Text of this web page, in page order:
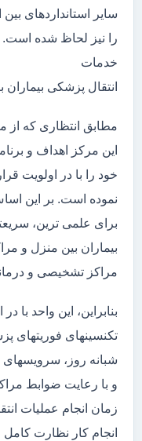
سایر استانداردهای
را نیز لحاظ شده است.
خدمات
انتقال پزشکی
مطابق انتظاری که
این مرکز اهداف و
خود را با در اولویت
نموده است. بر این
برای علمی ترین،
بیماران بین منزل و
مراکز تشخیصی و
بنابراین، این واحد با
تکنسینهای فوریتهای
شبانه روز، سرویسهای
و با رعایت ضوابط
زمان انجام عملیات
انجام کار نظارت